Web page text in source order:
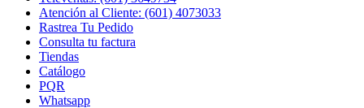
Atención al Cliente: (601) 4073033
Rastrea Tu Pedido
Consulta tu factura
Tiendas
Catálogo
PQR
Whatsapp